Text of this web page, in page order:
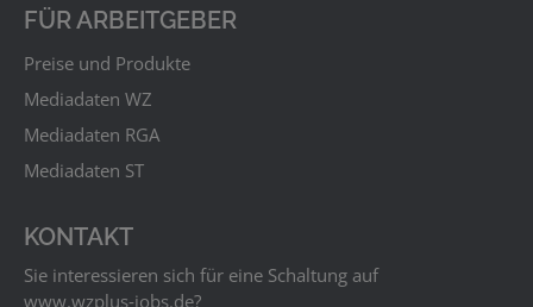
FÜR ARBEITGEBER
Preise und Produkte
Mediadaten WZ
Mediadaten RGA
Mediadaten ST
KONTAKT
Sie interessieren sich für eine Schaltung auf
www.wzplus‑jobs.de?